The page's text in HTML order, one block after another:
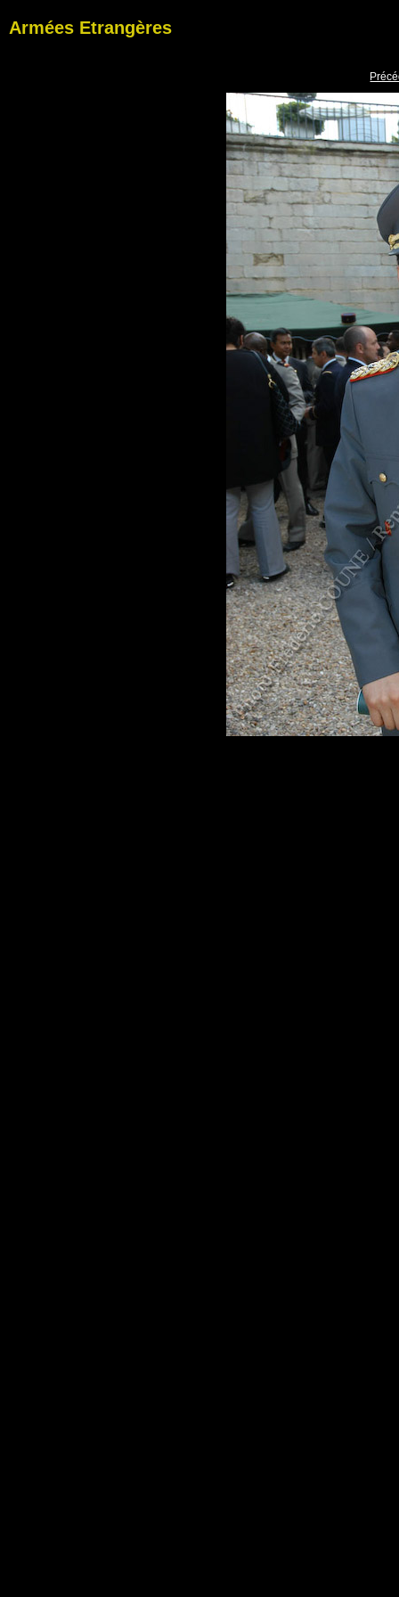
Armées Etrangères